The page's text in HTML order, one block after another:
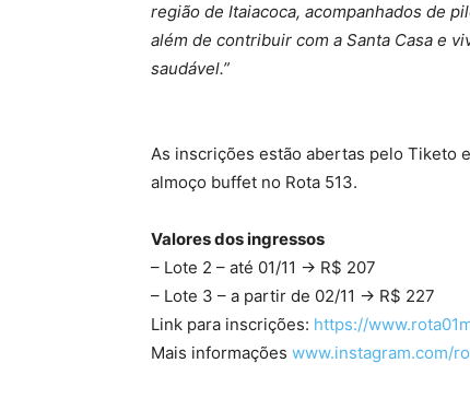
região de Itaiacoca, acompanhados de
além de contribuir com a Santa Casa e
saudável.”
As inscrições estão abertas pelo Tiketo
almoço buffet no Rota 513.
Valores dos ingressos
– Lote 2 – até 01/11 → R$ 207
– Lote 3 – a partir de 02/11 → R$ 227
Link para inscrições: https://
Mais informações www.instagram.com/